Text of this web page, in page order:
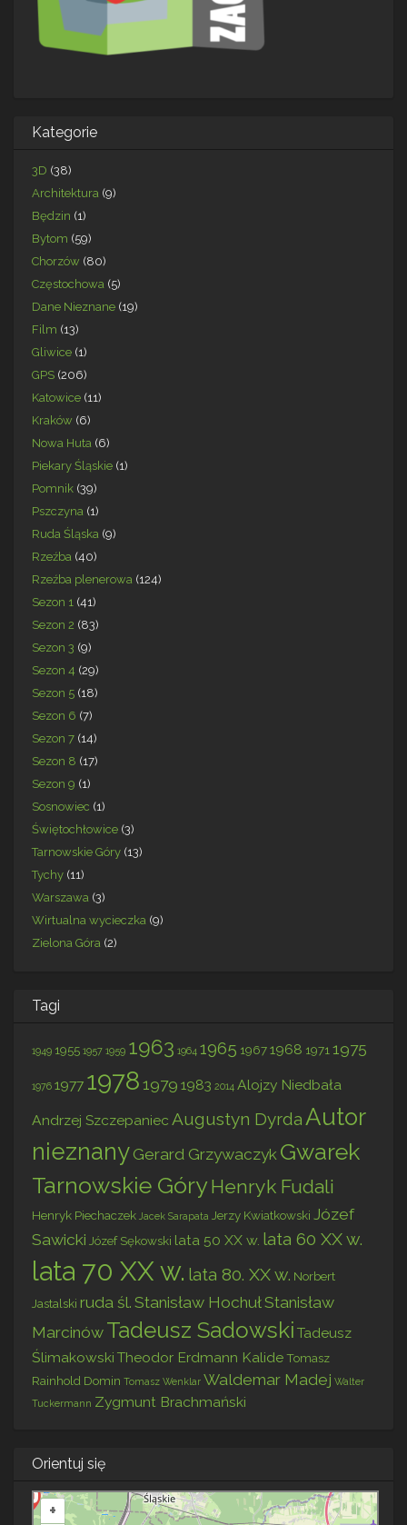
Kategorie
3D (38)
Architektura (9)
Będzin (1)
Bytom (59)
Chorzów (80)
Częstochowa (5)
Dane Nieznane (19)
Film (13)
Gliwice (1)
GPS (206)
Katowice (11)
Kraków (6)
Nowa Huta (6)
Piekary Śląskie (1)
Pomnik (39)
Pszczyna (1)
Ruda Śląska (9)
Rzeźba (40)
Rzeźba plenerowa (124)
Sezon 1 (41)
Sezon 2 (83)
Sezon 3 (9)
Sezon 4 (29)
Sezon 5 (18)
Sezon 6 (7)
Sezon 7 (14)
Sezon 8 (17)
Sezon 9 (1)
Sosnowiec (1)
Świętochłowice (3)
Tarnowskie Góry (13)
Tychy (11)
Warszawa (3)
Wirtualna wycieczka (9)
Zielona Góra (2)
Tagi
1949 1955 1957 1959 1963 1964 1965 19671968 1971 1975
1976 1977 1978 1979 1983 2014 Alojzy Niedbała
Andrzej Szczepaniec Augustyn Dyrda Autor
nieznany Gerard Grzywaczyk Gwarek
Tarnowskie GóryHenryk Fudali
Henryk Piechaczek Jacek Sarapata Jerzy Kwiatkowski Józef
Sawicki Józef Sękowski lata 50 XX w. lata 60 XX w.
lata 70 XX w. lata 80. XX w. Norbert
Jastalski ruda śl. Stanisław HochułStanisław
Marcinów Tadeusz Sadowski Tadeusz
Ślimakowski Theodor Erdmann KalideTomasz
Rainhold Domin Tomasz Wenklar Waldemar Madej Walter
Tuckermann Zygmunt Brachmański
Orientuj się
+